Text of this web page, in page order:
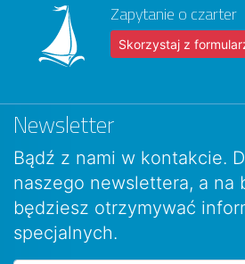
Zapytanie o czarter
Skorzystaj z
Newsletter
Bądź z nami w kontakcie.
naszego newslettera, a na
będziesz otrzymywać
specjalnych.